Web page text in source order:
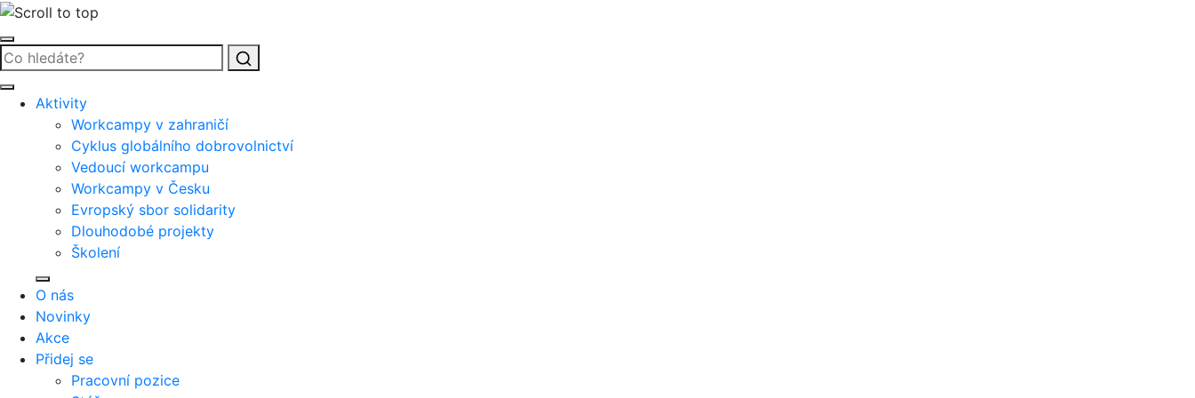
Vyhledat
Aktivity
Workcampy v zahraničí
Cyklus globálního dobrovolnictví
Vedoucí workcampu
Workcampy v Česku
Evropský sbor solidarity
Dlouhodobé projekty
Školení
O nás
Novinky
Akce
Přidej se
Pracovní pozice